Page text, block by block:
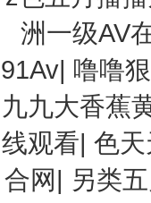
洲一级AV
91Av| 噜噜
九九大香蕉
线观看| 色
合网| 另类